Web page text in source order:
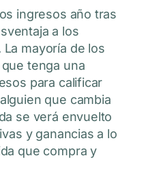
ingresos año tras
a los
mayoría de los
tenga una
para calificar
que cambia
se verá envuelto
y ganancias a lo
que compra y